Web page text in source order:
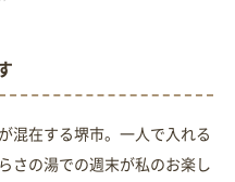
混在する堺市。一人で入れる
さの湯での週末が私のお楽し